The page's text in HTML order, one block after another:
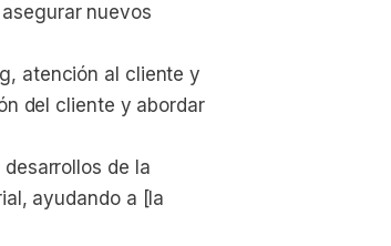
nuevos
atención al cliente y
del cliente y abordar
de la
ayudando a [la